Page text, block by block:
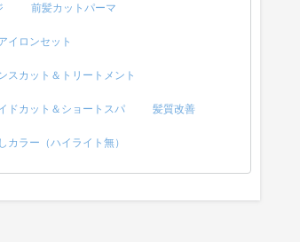
前髪カットパーマ
イロンセット
スカット＆トリートメント
ドカット＆ショートスパ 髪質改善
カラー（ハイライト無）